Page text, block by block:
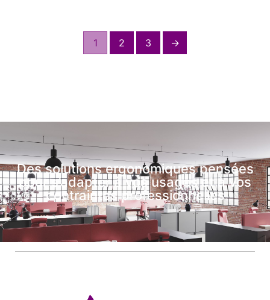
1 2 3 →
Des solutions ergonomiques pensées
pour s’adapter à vos usages et à vos
contraintes professionnelles